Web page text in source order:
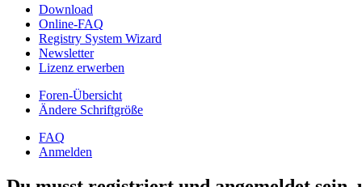
Download
Online-FAQ
Registry System Wizard
Newsletter
Lizenz erwerben
Foren-Übersicht
Ändere Schriftgröße
FAQ
Anmelden